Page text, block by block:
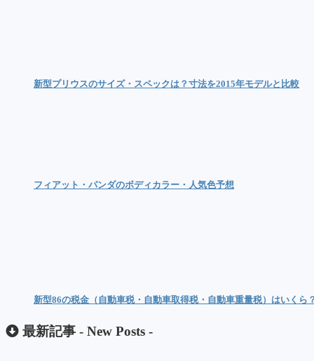
新型プリウスのサイズ・スペックは？寸法を2015年モデルと比較
フィアット・パンダのボディカラー・人気色予想
新型86の税金（自動車税・自動車取得税・自動車重量税）はいくら
最新記事 - New Posts -